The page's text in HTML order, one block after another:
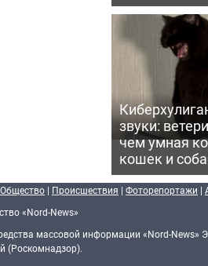
звуки:
чем умная
кошек и
Общество | Происшествия | Фоторепортажи |
«Nord-News»
массовой информации «Nord-
(Роскомнадзор).